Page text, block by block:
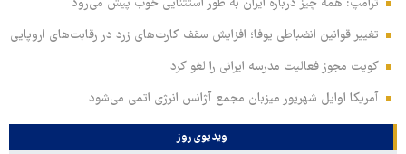
تغییر قوانین انضباطی یوفا؛ افزایش سقف کارت‌های زرد در رقابت‌های اروپایی
کویت مجوز فعالیت مدرسه ایرانی را لغو کرد
آمریکا اوایل شهریور میزبان مجمع آژانس انرژی اتمی می‌شود
ویدیوی روز